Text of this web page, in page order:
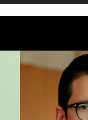
Evolution
privind ambalajele